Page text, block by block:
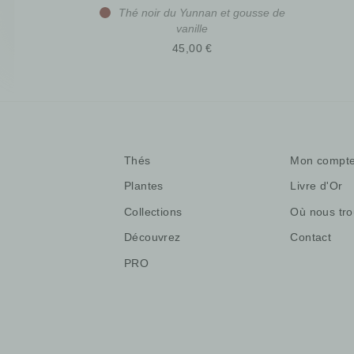
Thé noir du Yunnan et gousse de
vanille
45,00 €
Thés
Plantes
Collections
Découvrez
PRO
Mon
Livre d'Or
Où nous
Contact